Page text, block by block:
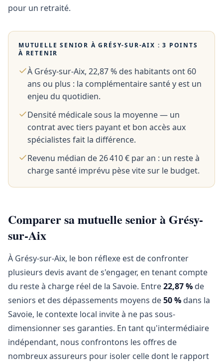
pour un retraité.
MUTUELLE SENIOR ÀGRÉSY-SUR-AIX : 3 POINTS
À RETENIR
À Grésy-sur-Aix, 22,87 % des habitants ont 60
ans ou plus : la complémentaire santé y est un
enjeu du quotidien.
Densité médicale sous la moyenne — un
contrat avec tiers payant et bon accès aux
spécialistes fait la différence.
Revenu médian de 26 410 € par an : un reste à
charge santé imprévu pèse vite sur le budget.
Comparer sa mutuelle senior à Grésy-
sur-Aix
À Grésy-sur-Aix, le bon réflexe est de confronter
plusieurs devis avant de s'engager, en tenant compte
du reste à charge réel de la Savoie. Entre22,87 % de
seniors et des dépassements moyens de50 % dans la
Savoie, le contexte local invite à ne pas sous-
dimensionner ses garanties. En tant qu'intermédiaire
indépendant, nous confrontons les offres de
nombreux assureurs pour isoler celle dont le rapport